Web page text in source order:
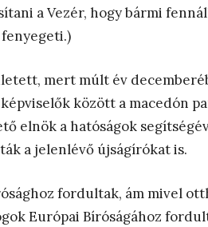
a Vezér, hogy bármi
mert múlt év
között a macedón
elnök a hatóságok
a jelenlévő újságírókat is.
fordultak, ám mivel
Európai Bíróságához